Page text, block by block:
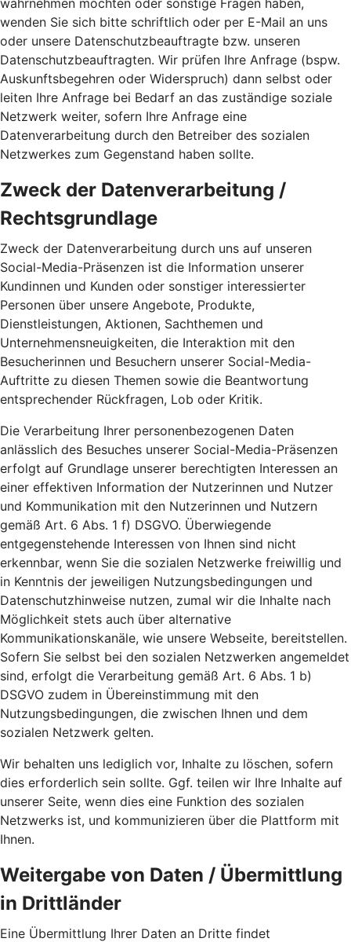
wahrnehmen möchten oder sonstige Fragen haben,
wenden Sie sich bitte schriftlich oder per E-Mail an uns
oder unsere Datenschutzbeauftragte bzw. unseren
Datenschutzbeauftragten. Wir prüfen Ihre Anfrage (bspw.
Auskunftsbegehren oder Widerspruch) dann selbst oder
leiten Ihre Anfrage bei Bedarf an das zuständige soziale
Netzwerk weiter, sofern Ihre Anfrage eine
Datenverarbeitung durch den Betreiber des sozialen
Netzwerkes zum Gegenstand haben sollte.
Zweck der Datenverarbeitung /
Rechtsgrundlage
Zweck der Datenverarbeitung durch uns auf unseren
Social-Media-Präsenzen ist die Information unserer
Kundinnen und Kunden oder sonstiger interessierter
Personen über unsere Angebote, Produkte,
Dienstleistungen, Aktionen, Sachthemen und
Unternehmensneuigkeiten, die Interaktion mit den
Besucherinnen und Besuchern unserer Social-Media-
Auftritte zu diesen Themen sowie die Beantwortung
entsprechender Rückfragen, Lob oder Kritik.
Die Verarbeitung Ihrer personenbezogenen Daten
anlässlich des Besuches unserer Social-Media-Präsenzen
erfolgt auf Grundlage unserer berechtigten Interessen an
einer effektiven Information der Nutzerinnen und Nutzer
und Kommunikation mit den Nutzerinnen und Nutzern
gemäß Art. 6 Abs. 1 f) DSGVO. Überwiegende
entgegenstehende Interessen von Ihnen sind nicht
erkennbar, wenn Sie die sozialen Netzwerke freiwillig und
in Kenntnis der jeweiligen Nutzungsbedingungen und
Datenschutzhinweise nutzen, zumal wir die Inhalte nach
Möglichkeit stets auch über alternative
Kommunikationskanäle, wie unsere Webseite, bereitstellen.
Sofern Sie selbst bei den sozialen Netzwerken angemeldet
sind, erfolgt die Verarbeitung gemäß Art. 6 Abs. 1 b)
DSGVO zudem in Übereinstimmung mit den
Nutzungsbedingungen, die zwischen Ihnen und dem
sozialen Netzwerk gelten.
Wir behalten uns lediglich vor, Inhalte zu löschen, sofern
dies erforderlich sein sollte. Ggf. teilen wir Ihre Inhalte auf
unserer Seite, wenn dies eine Funktion des sozialen
Netzwerks ist, und kommunizieren über die Plattform mit
Ihnen.
Weitergabe von Daten / Übermittlung
in Drittländer
Eine Übermittlung Ihrer Daten an Dritte findet